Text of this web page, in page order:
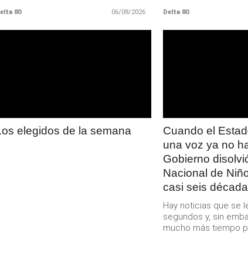
80 06/08/2026 Delta 80
elegidos de la semana
Cuando el
una voz ya no
Gobierno
Nacional de
casi seis
Hay noticias que se
segundos y, sin
mucho más tiempo